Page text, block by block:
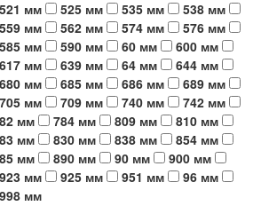
521 мм 525 мм 535 мм
538 мм
559 мм 562 мм 574 мм
576 мм
585 мм 590 мм 60 мм
600 мм
617 мм 639 мм 64 мм
644 мм
680 мм 685 мм 686 мм
689 мм
705 мм 709 мм 740 мм
742 мм
мм 784 мм 809 мм
810 мм
83 мм 830 мм 838 мм
854 мм
мм 890 мм 90 мм
900 мм
923 мм 925 мм 951 мм
96 мм
998 мм